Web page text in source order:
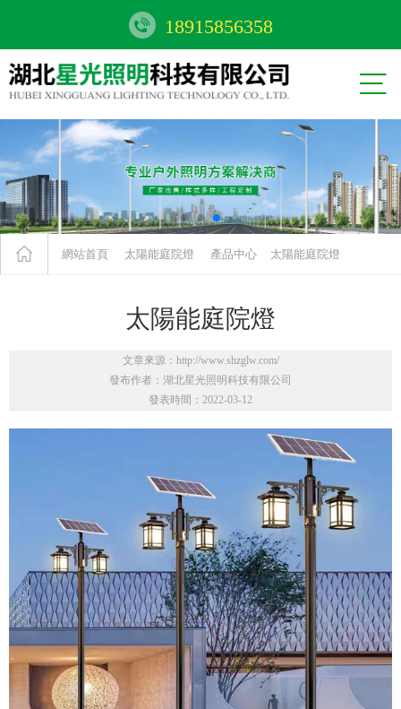
 18915856358

網站首頁 太陽能庭院燈 產品中心 太陽能庭院燈
太陽能庭院燈
文章來源：http://www.shzglw.com/
發布作者：湖北星光照明科技有限公司
發表時間：2022-03-12